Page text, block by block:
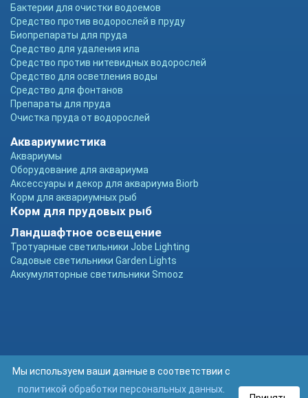
Бактерии для очистки водоемов
Средство против водорослей в пруду
Биопрепараты для пруда
Средство для удаления ила
Средство против нитевидных водорослей
Средство для осветления воды
Средство для фонтанов
Препараты для пруда
Очистка пруда от водорослей
Аквариумистика
Аквариумы
Оборудование для аквариума
Аксессуары и декор для аквариума Biorb
Корм для аквариумных рыб
Корм для прудовых рыб
Ландшафтное освещение
Тротуарные светильники Jobe Lighting
Садовые светильники Garden Lights
Аккумуляторные светильники Smooz
Мы используем ваши данные в соответствии с
политикой обработки персональных данных